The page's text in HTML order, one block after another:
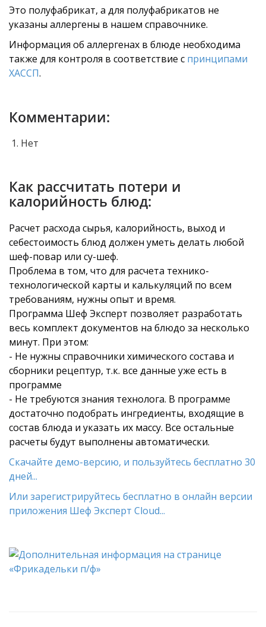
Это полуфабрикат, а для полуфабрикатов не
указаны аллергены в нашем справочнике.
Информация об аллергенах в блюде необходима
также для контроля в соответствие с принципами
ХАССП.
Комментарии:
Нет
Как рассчитать потери и
калорийность блюд:
Расчет расхода сырья, калорийность, выход и
себестоимость блюд должен уметь делать любой
шеф-повар или су-шеф.
Проблема в том, что для расчета технико-
технологической карты и калькуляций по всем
требованиям, нужны опыт и время.
Программа Шеф Эксперт позволяет разработать
весь комплект документов на блюдо за несколько
минут. При этом:
- Не нужны справочники химического состава и
сборники рецептур, т.к. все данные уже есть в
программе
- Не требуются знания технолога. В программе
достаточно подобрать ингредиенты, входящие в
состав блюда и указать их массу. Все остальные
расчеты будут выполнены автоматически.
Скачайте демо-версию, и пользуйтесь бесплатно 30
дней...
Или зарегистрируйтесь бесплатно в онлайн версии
приложения Шеф Эксперт Cloud...